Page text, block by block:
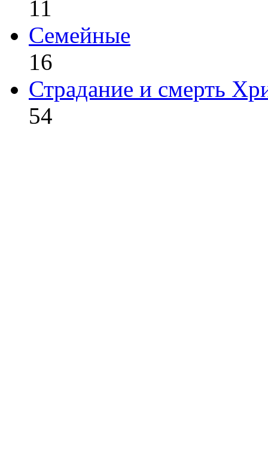
11
Семейные
16
Страдание и смерть
54